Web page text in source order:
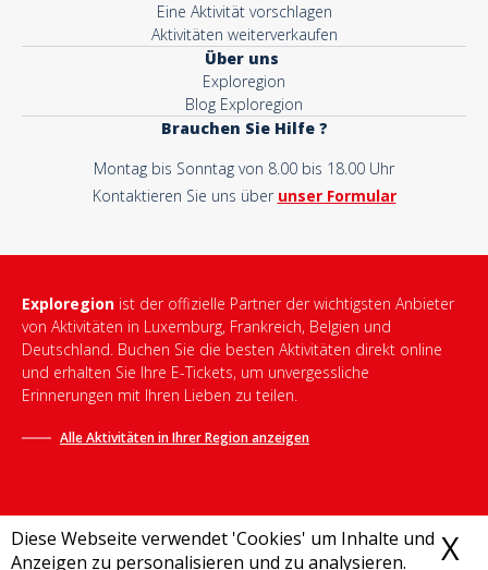
Diese Webseite verwendet 'Cookies' um Inhalte und
Anzeigen zu personalisieren und zu analysieren.
X
Eine Aktivität vorschlagen
Aktivitäten weiterverkaufen
Über uns
Exploregion
Blog Exploregion
Brauchen Sie Hilfe ?
Montag bis Sonntag von 8.00 bis 18.00 Uhr
Kontaktieren Sie uns über unser Formular
Exploregion ist der offizielle Partner der wichtigsten Anbieter
von Aktivitäten in Luxemburg, Frankreich, Belgien und
Deutschland. Buchen Sie die besten Aktivitäten direkt online
und erhalten Sie Ihre E-Tickets, um unvergessliche
Erinnerungen mit Ihren Lieben zu teilen.
Alle Aktivitäten in Ihrer Region anzeigen